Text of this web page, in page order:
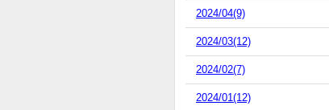
2024/04(9)
2024/03(12)
2024/02(7)
2024/01(12)